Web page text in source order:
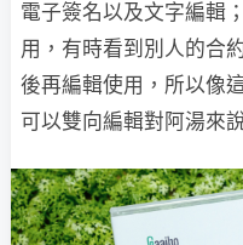
電子簽名以及文字編輯
用，有時看到別人的合
後再編輯使用，所以像
可以雙向編輯對阿湯來